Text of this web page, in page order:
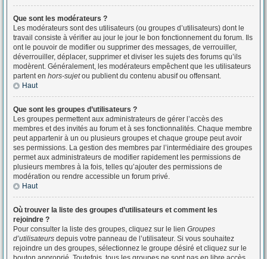
Que sont les modérateurs ?
Les modérateurs sont des utilisateurs (ou groupes d’utilisateurs) dont le
travail consiste à vérifier au jour le jour le bon fonctionnement du forum. Ils
ont le pouvoir de modifier ou supprimer des messages, de verrouiller,
déverrouiller, déplacer, supprimer et diviser les sujets des forums qu’ils
modèrent. Généralement, les modérateurs empêchent que les utilisateurs
partent en hors-sujetou publient du contenu abusif ou offensant.
Haut
Que sont les groupes d’utilisateurs ?
Les groupes permettent aux administrateurs de gérer l’accès des
membres et des invités au forum et à ses fonctionnalités. Chaque membre
peut appartenir à un ou plusieurs groupes et chaque groupe peut avoir
ses permissions. La gestion des membres par l’intermédiaire des groupes
permet aux administrateurs de modifier rapidement les permissions de
plusieurs membres à la fois, telles qu’ajouter des permissions de
modération ou rendre accessible un forum privé.
Haut
Où trouver la liste des groupes d’utilisateurs et comment les
rejoindre ?
Pour consulter la liste des groupes, cliquez sur le lien Groupes
d’utilisateurs depuis votre panneau de l’utilisateur. Si vous souhaitez
rejoindre un des groupes, sélectionnez le groupe désiré et cliquez sur le